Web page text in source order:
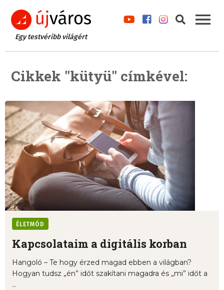
Egy testvéribb világért
Cikkek "kütyü" címkével:
ÉLETMÓD
Kapcsolataim a digitális korban
Hangoló – Te hogy érzed magad ebben a világban?
Hogyan tudsz „én” időt szakítani magadra és „mi” időt a
...